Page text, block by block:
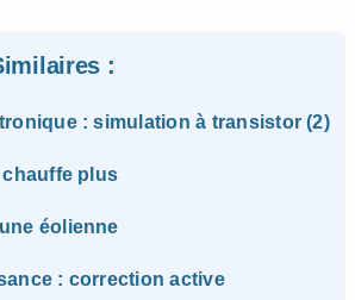
:
: simulation à transistor (2)
plus
éolienne
: correction active